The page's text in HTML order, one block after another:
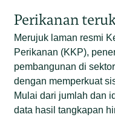
Perikanan
Merujuk laman resmi
Perikanan (KKP),
pembangunan di
dengan memperkuat
Mulai dari jumlah dan
data hasil tangkapan